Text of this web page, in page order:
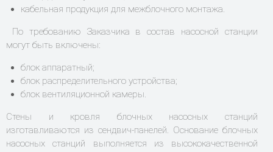
кабельная продукция для межблочного монтажа.
По требованию Заказчика в состав насосной станции
могут быть включены:
блок аппаратный;
блок распределительного устройства;
блок вентиляционной камеры.
Стены и кровля блочных насосных станций
изготавливаются из сендвич-панелей. Основание блочных
насосных станций выполняется из высококачественной